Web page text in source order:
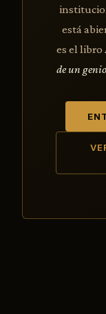
está
es el libro
de un genio